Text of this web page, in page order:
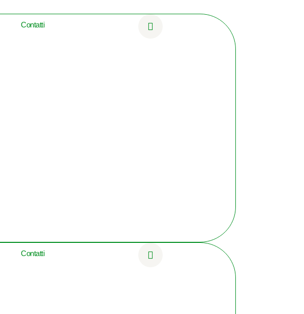
Contatti
Contatti